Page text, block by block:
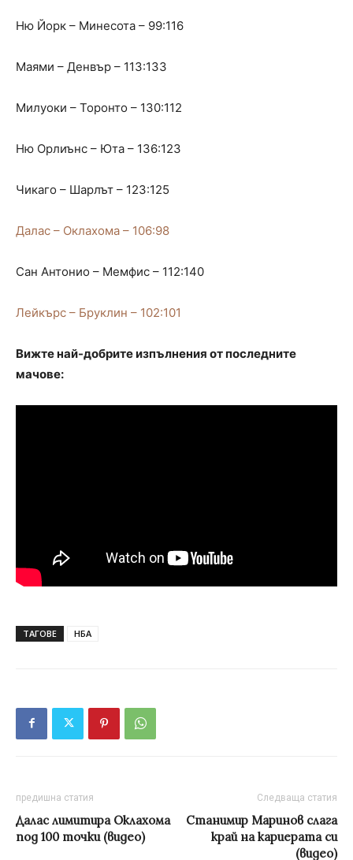
Ню Йорк – Минесота – 99:116
Маями – Денвър – 113:133
Милуоки – Торонто – 130:112
Ню Орлиънс – Юта – 136:123
Чикаго – Шарлът – 123:125
Далас – Оклахома – 106:98
Сан Антонио – Мемфис – 112:140
Лейкърс – Бруклин – 102:101
Вижте най-добрите изпълнения от последните
мачове:
ТАГОВЕ НБА
предишна статия
Далас лимитира Оклахома
под 100 точки (видео)
Следваща статия
Станимир Маринов слага
край на кариерата си
(видео)